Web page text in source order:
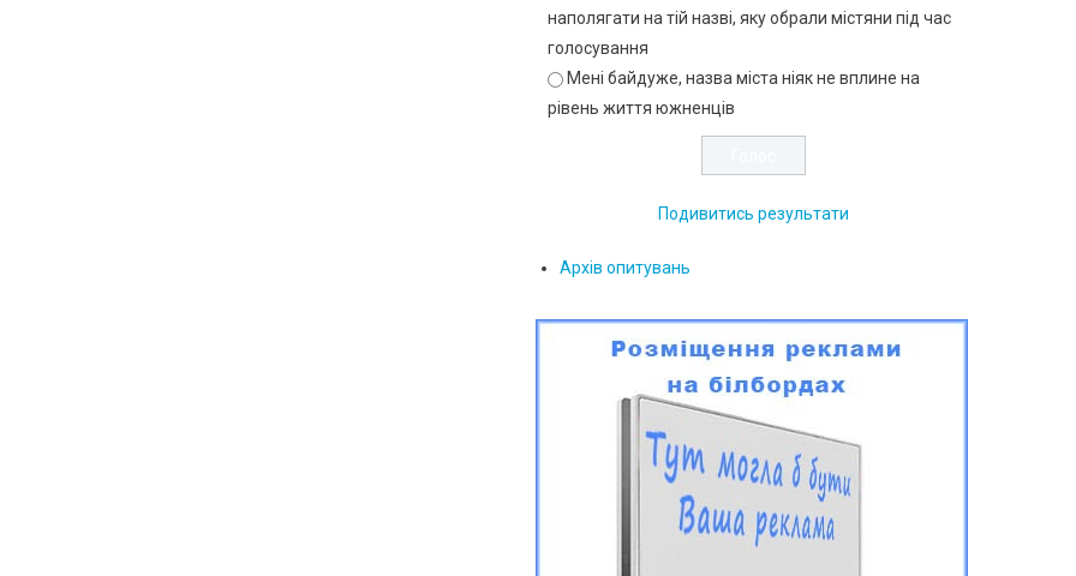
наполягати на тій назві, яку обрали містяни під час
голосування
Мені байдуже, назва міста ніяк не вплине на
рівень життя южненців
Подивитись результати
Архів опитувань